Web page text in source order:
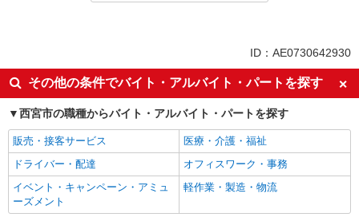
即日勤務OK
履歴書不要
Web面接OK
未経験歓迎
ミドル（40代～）活躍中
英語が活かせる
語学力を活かせる（英語以外）
ボーナス・賞与あり
昇給あり
日払い
週払い
10時～勤務OK
髪型・髪色自由
ネイルOK
ID：AE0730642930
その他の条件でバイト・アルバイト・パートを探す
西宮市の職種からバイト・アルバイト・パートを探す
販売・接客サービス
医療・介護・福祉
ドライバー・配達
オフィスワーク・事務
イベント・キャンペーン・アミュ
ーズメント
軽作業・製造・物流